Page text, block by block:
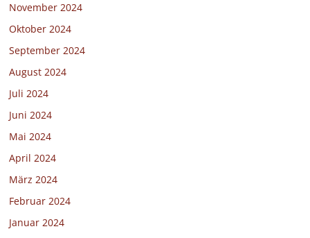
November 2024
Oktober 2024
September 2024
August 2024
Juli 2024
Juni 2024
Mai 2024
April 2024
März 2024
Februar 2024
Januar 2024